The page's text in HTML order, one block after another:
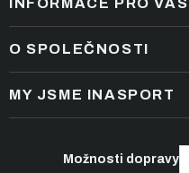
INFORMACE PRO VÁS
DOPRAVA A PLATBA
OBCHODNÍ PODMÍNKY
REKLAMACE A VRÁCENÍ ZBOŽÍ
PODMÍNKY AKCÍ
O SPOLEČNOSTI
KARIÉRA
NEJČASTĚJŠÍ OTÁZKY
MY JSME INASPORT
ČLÁNKY A NOVINKY
Možnosti dopravy